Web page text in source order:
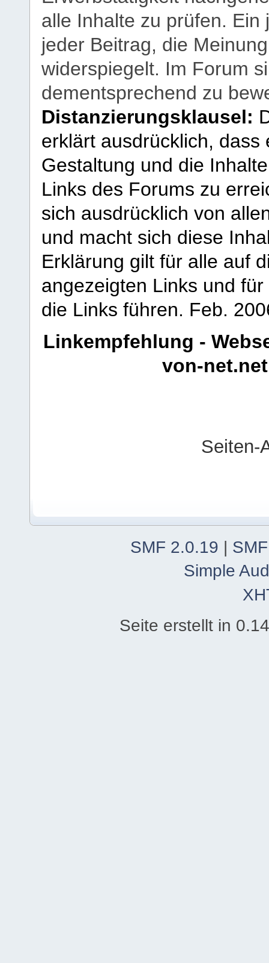
alle Inhalte zu prüfen.
jeder Beitrag, die
widerspiegelt. Im Forum
dementsprechend zu
Distanzierungsklausel:
erklärt ausdrücklich,
Gestaltung und die
Links des Forums zu
sich ausdrücklich von
und macht sich diese
Erklärung gilt für alle auf
angezeigten Links und
die Links führen. Feb.
Linkempfehlung -
von-net.net
Seiten-
SMF 2.0.19 |
Simple
Seite erstellt in